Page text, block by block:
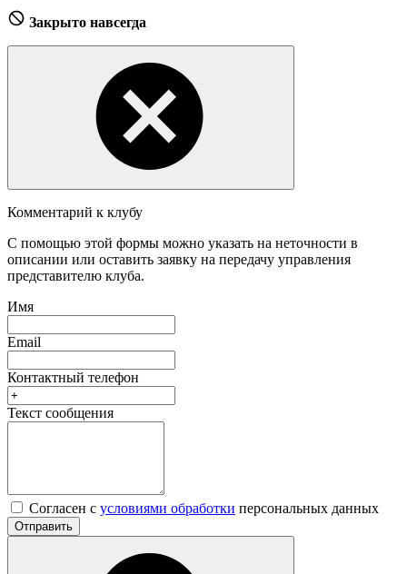
Закрыто навсегда
Комментарий к клубу
С помощью этой формы можно указать на неточности в
описании или оставить заявку на передачу управления
представителю клуба.
Имя
Email
Контактный телефон
Текст сообщения
Согласен с условиями обработки персональных данных
Отправить